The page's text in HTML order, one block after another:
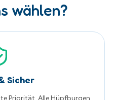
wurden speziell für uns
mit einzigartigem